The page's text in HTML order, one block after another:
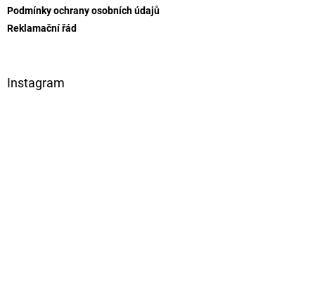
Podmínky ochrany osobních údajů
Reklamační řád
Instagram